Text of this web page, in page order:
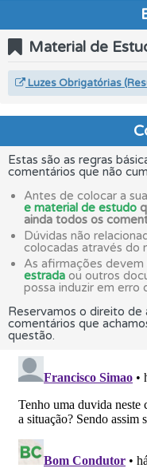
Material de
Luzes Obrigatórias
Estas são as regras
comentários que não
Antes de colocar a
e material de estudo
ainda todos os
Dúvidas não
colocadas através do
As afirmações
estrada ou outros
possa induzir em erro
Reservamos o direito de
comentários que
questão.